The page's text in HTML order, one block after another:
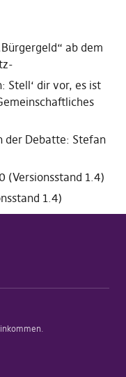
ab dem
Stell‘ dir vor, es ist
der Debatte: Stefan
(Versionsstand 1.4)
1.4)